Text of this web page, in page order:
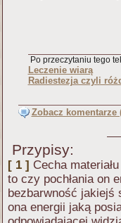
Po przeczytaniu tego
Leczenie wiarą
Radiestezja czyli
Zobacz komentarze
Przypisy:
[ 1 ] Cecha
to czy pochłania on
bezbarwność jakiejś
ona energii jaką